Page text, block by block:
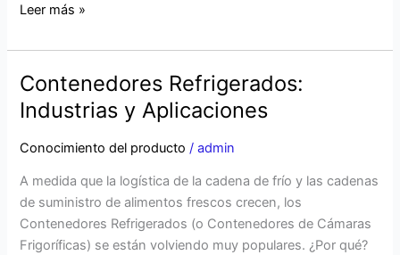
Leer más »
Contenedores Refrigerados:
Industrias y Aplicaciones
Conocimiento del producto /admin
A medida que la logística de la cadena de frío y las cadenas
de suministro de alimentos frescos crecen, los
Contenedores Refrigerados (o Contenedores de Cámaras
Frigoríficas) se están volviendo muy populares. ¿Por qué?
Contenedores
Refrigerados:
Industrias
y